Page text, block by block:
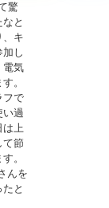
驚
と
、キ
し
電気
。
フで
い過
は上
て節
。
んを
と